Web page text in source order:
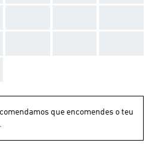
que encomendes o teu